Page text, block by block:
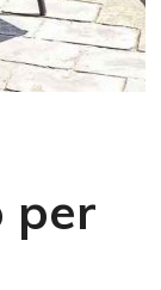
per